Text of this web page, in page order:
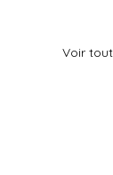
Voir tout